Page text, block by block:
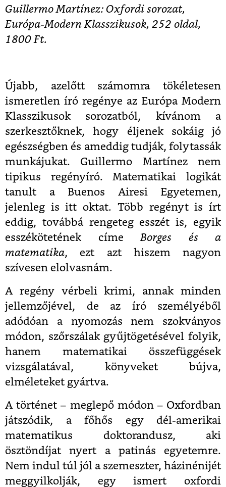
Guillermo Martínez: Oxfordi sorozat,
Európa-Modern Klasszikusok, 252 oldal,
1800 Ft.
Újabb, azelőtt számomra tökéletesen
ismeretlen író regénye az Európa Modern
Klasszikusok sorozatból, kívánom a
szerkesztőknek, hogy éljenek sokáig jó
egészségben és ameddig tudják, folytassák
munkájukat. Guillermo Martínez nem
tipikus regényíró. Matematikai logikát
tanult a Buenos Airesi Egyetemen,
jelenleg is itt oktat. Több regényt is írt
eddig, továbbá rengeteg esszét is, egyik
esszékötetének címe Borges és a
matematika, ezt azt hiszem nagyon
szívesen elolvasnám.
A regény vérbeli krimi, annak minden
jellemzőjével, de az író személyéből
adódóan a nyomozás nem szokványos
módon, szőrszálak gyűjtögetésével folyik,
hanem matematikai összefüggések
vizsgálatával, könyveket bújva,
elméleteket gyártva.
A történet – meglepő módon – Oxfordban
játszódik, a főhős egy dél-amerikai
matematikus doktorandusz, aki
ösztöndíjat nyert a patinás egyetemre.
Nem indul túl jól a szemeszter, házinénijét
meggyilkolják, egy ismert oxfordi